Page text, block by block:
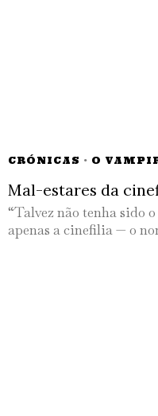
CRÓNICAS · O
Mal-estares da
“Talvez não tenha sido
apenas a cinefilia — o